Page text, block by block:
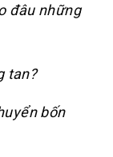
đâu những
tan?
bốn